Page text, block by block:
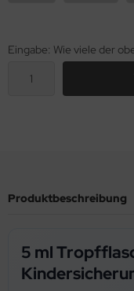
Eingabe: Wie viele der
Produktbeschreibung
5 ml